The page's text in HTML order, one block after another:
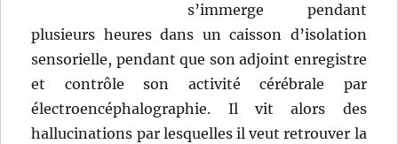
s’immerge pendant
plusieurs heures dans un caisson d’isolation
sensorielle, pendant que son adjoint enregistre
et contrôle son activité cérébrale par
électroencéphalographie. Il vit alors des
hallucinations par lesquelles il veut retrouver la